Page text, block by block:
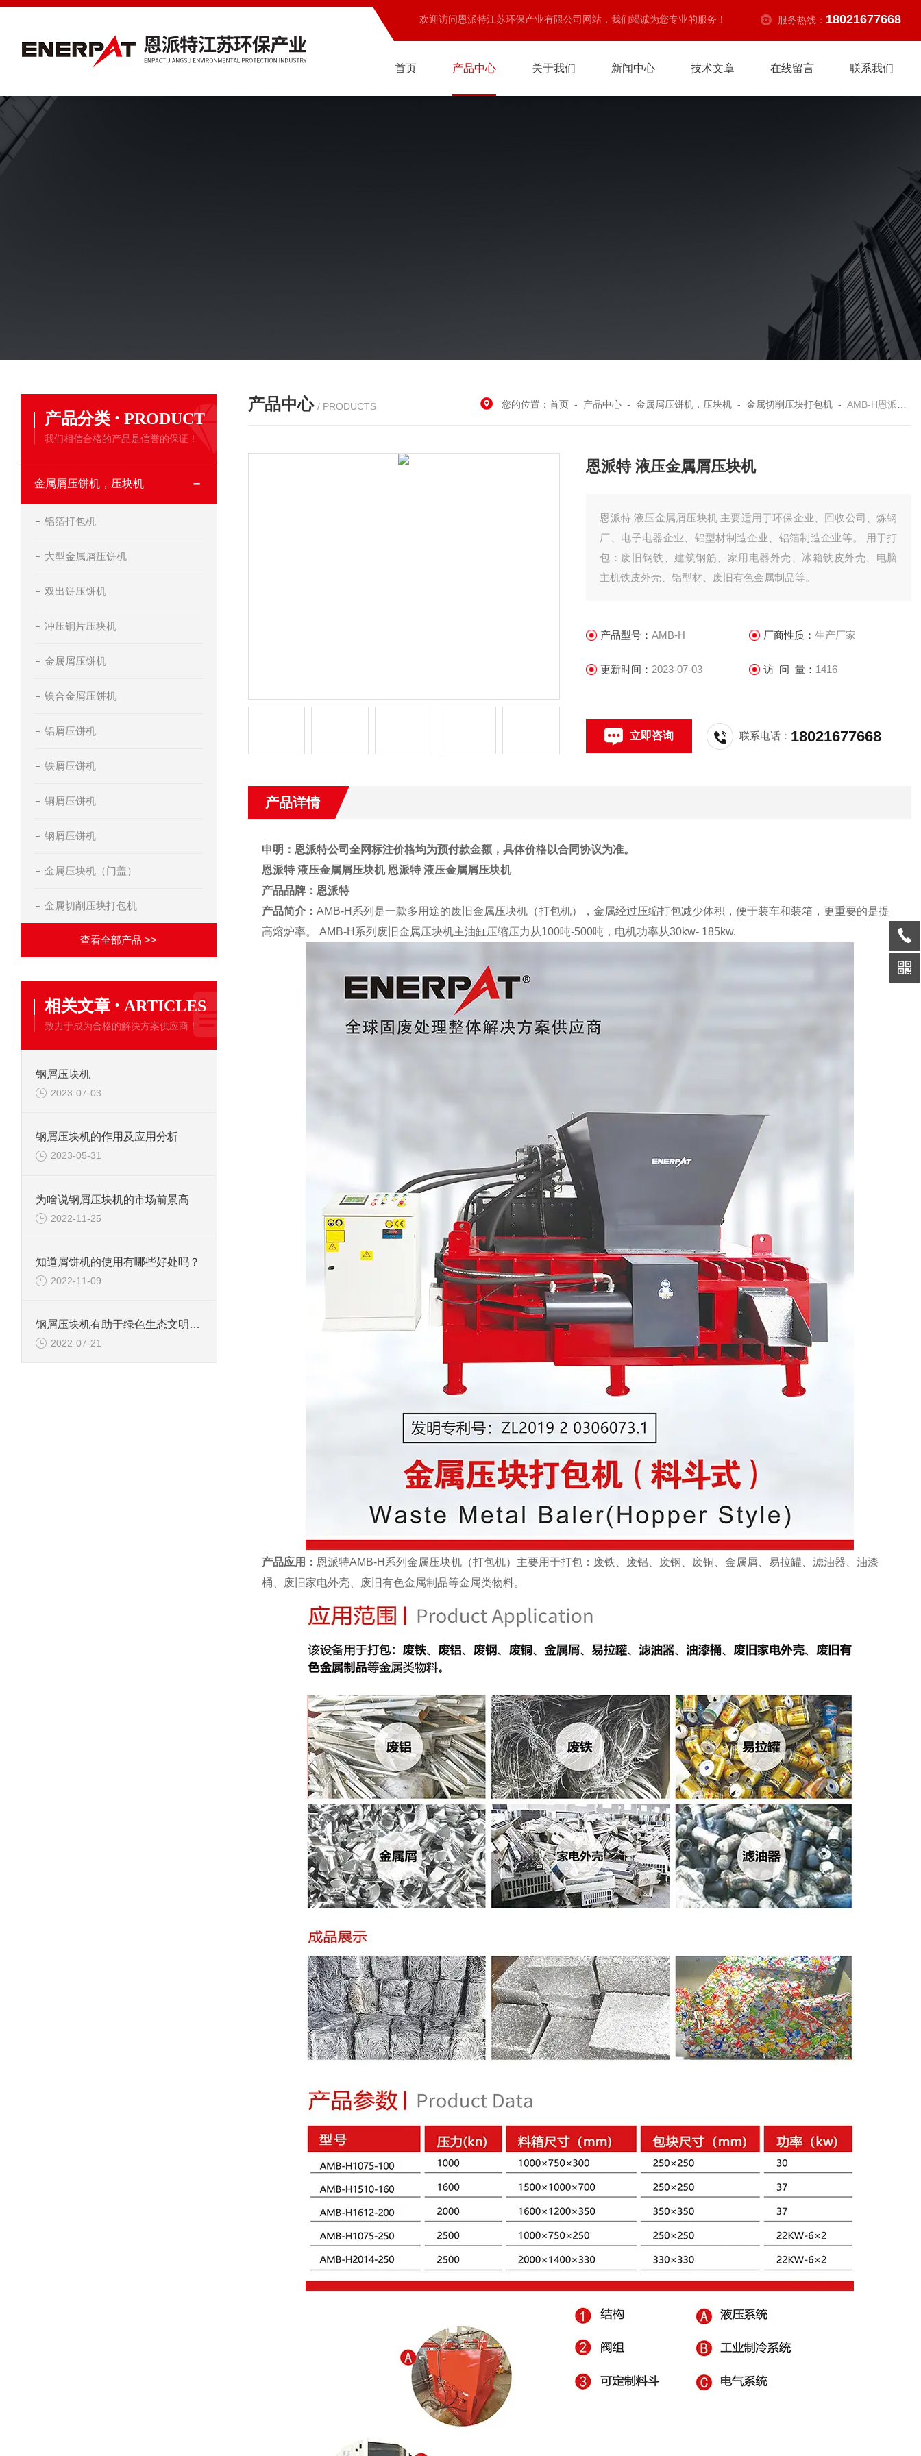
欢迎访问恩派特江苏环保产业有限公司网站，我们竭诚为您专业的服务！ 服务热线： 18021677668
首页 产品中心 关于我们 新闻中心 技术文章 在线留言 联系我们
产品分类 · PRODUCT
我们相信合格的产品是信誉的保证！
金属屑压饼机，压块机
铝箔打包机
大型金属屑压饼机
双出饼压饼机
冲压铜片压块机
金属屑压饼机
镍合金屑压饼机
铝屑压饼机
铁屑压饼机
铜屑压饼机
钢屑压饼机
金属压块机（门盖）
金属切削压块打包机
查看全部产品 >>
相关文章 · ARTICLES
致力于成为合格的解决方案供应商！
钢屑压块机
2023-07-03
钢屑压块机的作用及应用分析
2023-05-31
为啥说钢屑压块机的市场前景高
2022-11-25
知道屑饼机的使用有哪些好处吗？
2022-11-09
钢屑压块机有助于绿色生态文明的建设
2022-07-21
产品中心 / PRODUCTS 您的位置：首页 - 产品中心 -金属屑压饼机，压块机 -金属切削压块打包机 -AMB-H恩派特 液压金属屑压块机
恩派特 液压金属屑压块机
恩派特 液压金属屑压块机 主要适用于环保企业、回收公司、炼钢
厂、电子电器企业、铝型材制造企业、铝箔制造企业等。 用于打
包：废旧钢铁、建筑钢筋、家用电器外壳、冰箱铁皮外壳、电脑
主机铁皮外壳、铝型材、废旧有色金属制品等。
产品型号：AMB-H 厂商性质： 生产厂家
更新时间： 2023-07-03 访 问 量： 1416
立即咨询 联系电话： 18021677668
产品详情
申明：恩派特公司全网标注价格均为预付款金额，具体价格以合同协议为准。
恩派特 液压金属屑压块机 恩派特 液压金属屑压块机
产品品牌： 恩派特
产品简介： AMB-H系列是一款多用途的废旧金属压块机（打包机），金属经过压缩打包减少体积，便于装车和装箱，更重要的是提
高熔炉率。 AMB-H系列废旧金属压块机主油缸压缩压力从100吨-500吨，电机功率从30kw- 185kw.
产品应用： 恩派特AMB-H系列金属压块机（打包机）主要用于打包：废铁、废铝、废钢、废铜、金属屑、易拉罐、滤油器、油漆
桶、废旧家电外壳、废旧有色金属制品等金属类物料。